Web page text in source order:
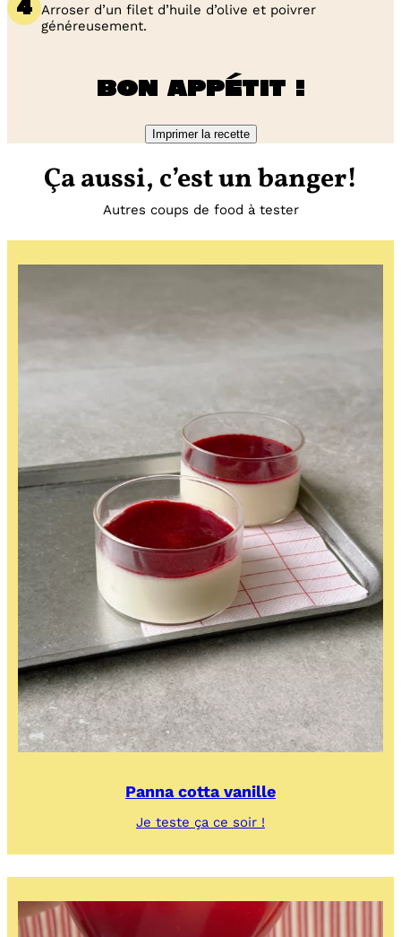
Arroser d’un filet d’huile d’olive et poivrer
généreusement.
Bon appétit !
Imprimer la recette
Ça aussi, c’est un banger!
Autres coups de food à tester
Panna cotta vanille
Je teste ça ce soir !
cotta